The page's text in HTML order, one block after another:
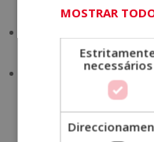
luz e CMYK são as
:
mesma quantidade,
Cor terciária:
mistura de uma primária
quantidade.
MOSTRAR
necessários